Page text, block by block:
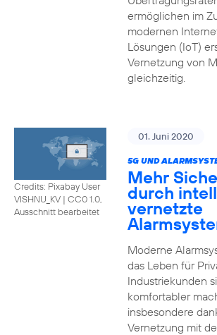
ermöglichen im
modernen
Lösungen (IoT)
Vernetzung von
gleichzeitig.
Credits: Pixabay User
VISHNU_KV | CC0 1.0,
Ausschnitt bearbeitet
01. Juni 2020
5G UND
Mehr
durch
vernetzte
Moderne
das Leben für
Industriekunden
komfortabler
insbesondere
Vernetzung mit